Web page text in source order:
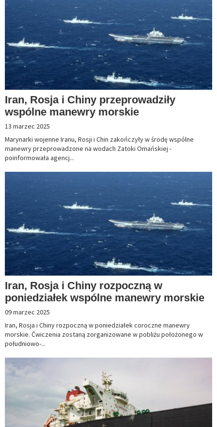
Iran, Rosja i Chiny przeprowadziły
wspólne manewry morskie
13 marzec 2025
Marynarki wojenne Iranu, Rosji i Chin zakończyły w środę wspólne
manewry przeprowadzone na wodach Zatoki Omańskiej -
poinformowała agencj...
Iran, Rosja i Chiny rozpoczną w
poniedziałek wspólne manewry morskie
09 marzec 2025
Iran, Rosja i Chiny rozpoczną w poniedziałek coroczne manewry
morskie. Ćwiczenia zostaną zorganizowane w pobliżu położonego w
południowo-...